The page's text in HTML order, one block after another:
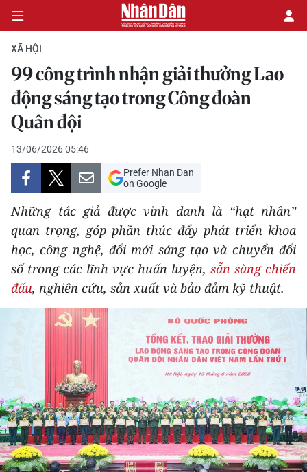
CHÍNH TRỊ
KINH TẾ
VĂN HÓA
XÃ HỘI
PHÁP LUẬT
DU LỊCH
THẾ GIỚI
THỂ THAO
KHOA HỌC - CÔNG NGHỆ
MÔI TRƯỜNG
XÃ HỘI
99 công trình nhận giải thưởng Lao
động sáng tạo trong Công đoàn
Quân đội
13/06/2026 05:46
Prefer Nhan Dan
on Google
Những tác giả được vinh danh là “hạt nhân”
quan trọng, góp phần thúc đẩy phát triển khoa
học, công nghệ, đổi mới sáng tạo và chuyển đổi
số trong các lĩnh vực huấn luyện, sẵn sàng chiến
đấu, nghiên cứu, sản xuất và bảo đảm kỹ thuật.